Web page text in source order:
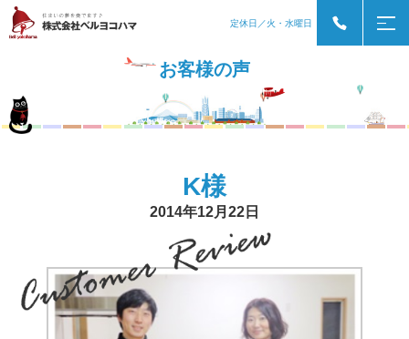
定休日／火・水曜日
お客様の声
K様
2014年12月22日